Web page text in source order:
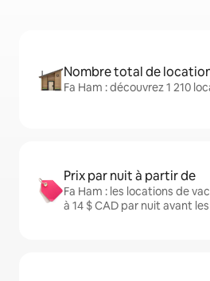
Nombre total de
Fa Ham : découvrez 1 210
Prix par nuit à partir de
Fa Ham : les locations de
à 14 $ CAD par nuit avant